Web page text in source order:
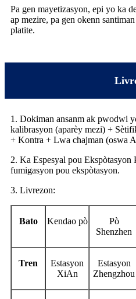
Pa gen mayetizasyon, epi yo ka
ap mezire, pa gen okenn
platite.
1. Dokiman ansanm ak pwodwi
kalibrasyon (aparèy mezi) +
+ Kontra + Lwa chajman (oswa
2. Ka Espesyal pou
fumigasyon pou ekspòtasyon.
3. Livrezon:
Bato Kendao pò
Pò
Shenzhen
Tren
Estasyon
XiAn
Estasyon
Zhengzhou